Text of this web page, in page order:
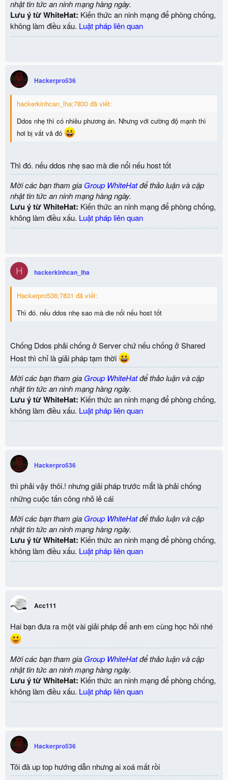
nhật tin tức an ninh mạng hàng ngày.
Lưu ý từ WhiteHat: Kiến thức an ninh mạng để phòng chống,
không làm điều xấu. Luật pháp liên quan
Hackerpro536
hackerkinhcan_lha;7830 đã viết:
Ddos nhẹ thì có nhiều phương án. Nhưng với cường độ mạnh thì
hơi bị vất vả đó
Thì đó. nếu ddos nhẹ sao mà die nổi nếu host tốt
Mời các bạn tham gia Group WhiteHatđể thảo luận và cập
nhật tin tức an ninh mạng hàng ngày.
Lưu ý từ WhiteHat: Kiến thức an ninh mạng để phòng chống,
không làm điều xấu. Luật pháp liên quan
H hackerkinhcan_lha
Hackerpro536;7831 đã viết:
Thì đó. nếu ddos nhẹ sao mà die nổi nếu host tốt
Chống Ddos phải chống ở Server chứ nếu chống ở Shared
Host thì chỉ là giải pháp tạm thời
Mời các bạn tham gia Group WhiteHatđể thảo luận và cập
nhật tin tức an ninh mạng hàng ngày.
Lưu ý từ WhiteHat: Kiến thức an ninh mạng để phòng chống,
không làm điều xấu. Luật pháp liên quan
Hackerpro536
thì phải vậy thôi.! nhưng giải pháp trước mắt là phải chống
những cuộc tấn công nhỏ lẻ cái
Mời các bạn tham gia Group WhiteHatđể thảo luận và cập
nhật tin tức an ninh mạng hàng ngày.
Lưu ý từ WhiteHat: Kiến thức an ninh mạng để phòng chống,
không làm điều xấu. Luật pháp liên quan
Acc111
Hai bạn đưa ra một vài giải pháp để anh em cùng học hỏi nhé
Mời các bạn tham gia Group WhiteHatđể thảo luận và cập
nhật tin tức an ninh mạng hàng ngày.
Lưu ý từ WhiteHat: Kiến thức an ninh mạng để phòng chống,
không làm điều xấu. Luật pháp liên quan
Hackerpro536
Tôi đã up top hướng dẫn nhưng ai xoá mất rồi